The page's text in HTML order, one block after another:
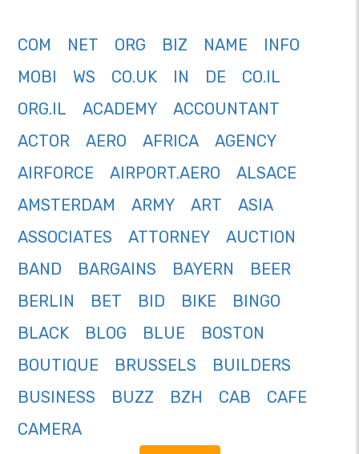
COM NET ORG BIZ NAME
INFO
MOBI
WS CO.UK IN DE
CO.IL
ORG.IL
ACADEMY
ACCOUNTANT
ACTOR
AERO AFRICA
AGENCY
AIRFORCE
AIRPORT.AERO
ALSACE
AMSTERDAM
ARMY ART
ASIA
ASSOCIATES
ATTORNEY
AUCTION
BAND
BARGAINS BAYERN
BEER
BERLIN
BET BID BIKE
BINGO
BLACK
BLOG BLUE
BOSTON
BOUTIQUE
BRUSSELS
BUILDERS
BUSINESS
BUZZ BZH CAB
CAFE
CAMERA